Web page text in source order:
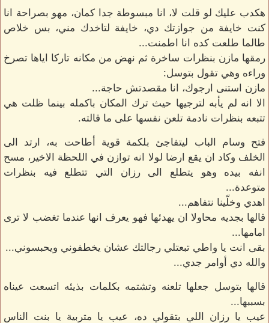
هكدب عليك لو قلت لا، انا مبسوطة جدا كمان، مهو بصراحة انا
كنت خايفة من جوازتك دي، خايفة لتاخدك مني، بس خلاص
طالما طلعت كده انا اطمنت...
رمقها مازن بنظرات ساخرة ثم نهض من مكانه تاركا اياها تصرخ
وراءه وهي تقول بتوسل:
مازن استنى ارجوك، انا مقصدتش حاجة...
الا انه لم يأبه لترجيها حيث ترك المكان باكمله بينما ظلت هي
تتبعه بنظرات نادمة تلعن نفسها على ما قالته.
فتح وسام الباب ليتفاجئ بلكمة قوية أطاحت به، ارتد الى
الخلف وكاد ان يقع ارضا لولا انه توازن في اللحظة الاخير، مسح
انفه بيده وهو يتطلع الى رزان التي تتطلع فيه بنظرات
متوعدة...
اهدي وخلّينا نتفاهم...
قالها بجديه محاولا ان يهدئها فهو يعرف انها عندما تغضب لا ترى
امامها...
بقى انت يا واطي تبعتلي رجالتك عشان يخطفوني ويحبسوني...
والله دي أوامر جدي...
قالها بتوسل جعلها تلعنه وتشتمه بكلمات بذيئه اتسعت عيناه
بسببها...
عيب يا رزان اللي بتقولي ده، عيب يا متربية يا بنت الناس